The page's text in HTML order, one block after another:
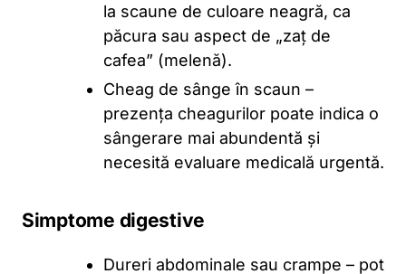
la scaune de culoare neagră, ca
păcura sau aspect de „zaț de
cafea” (melenă).
Cheag de sânge în scaun –
prezența cheagurilor poate indica o
sângerare mai abundentă și
necesită evaluare medicală urgentă.
Simptome digestive
Dureri abdominale sau crampe – pot